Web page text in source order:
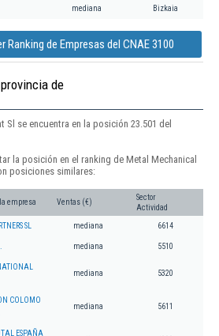
mediana Bizkaia
Ranking de Empresas del CNAE 3100
de
Sl se encuentra en la posición 23.501 del
la posición en el ranking de Metal Mechanical
posiciones similares:
empresa Ventas (€)
Sector
Actividad
SL mediana 6614
mediana 5510
mediana 5320
COLOMO
mediana 5611
ESPAÑA